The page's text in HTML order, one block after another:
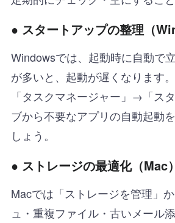
● スタートアップの整理（
Windowsでは、起動時に自動で
が多いと、起動が遅くなります。
「タスクマネージャー」→「ス
ブから不要なアプリの自動起動
しょう。
● ストレージの最適化（Mac）
Macでは「ストレージを管理」
ュ・重複ファイル・古いメール